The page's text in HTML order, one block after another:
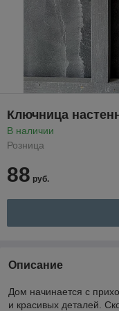
Ключница
В наличии
Розница
88 руб.
Описание
Дом начинается с
и красивых деталей.